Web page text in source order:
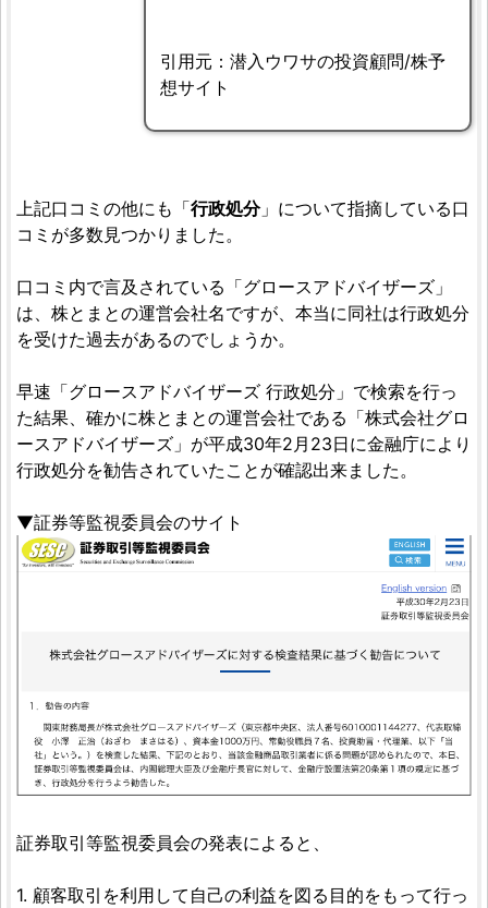
引用元：潜入ウワサの投資顧問/株予
想サイト
上記口コミの他にも「行政処分」について指摘している口
コミが多数見つかりました。
口コミ内で言及されている「グロースアドバイザーズ」
は、株とまとの運営会社名ですが、本当に同社は行政処分
を受けた過去があるのでしょうか。
早速「グロースアドバイザーズ 行政処分」で検索を行っ
た結果、確かに株とまとの運営会社である「株式会社グロ
ースアドバイザーズ」が平成30年2月23日に金融庁により
行政処分を勧告されていたことが確認出来ました。
▼証券等監視委員会のサイト
証券取引等監視委員会の発表によると、
1. 顧客取引を利用して自己の利益を図る目的をもって行っ